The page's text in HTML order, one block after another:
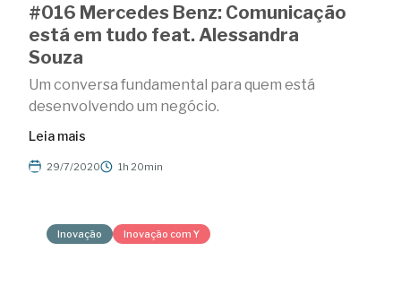
#016 Mercedes Benz: Comunicação
está em tudo feat. Alessandra
Souza
Um conversa fundamental para quem está
desenvolvendo um negócio.
Leia mais
29/7/2020 1h 20min
Inovação Inovação com Y